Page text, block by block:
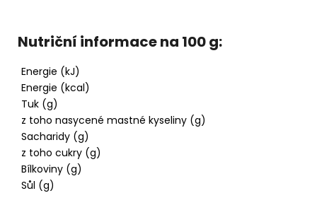
Nutriční informace na 100 g:
Energie (kJ)
Energie (kcal)
Tuk (g)
z toho nasycené mastné kyseliny (g)
Sacharidy (g)
z toho cukry (g)
Bílkoviny (g)
Sůl (g)